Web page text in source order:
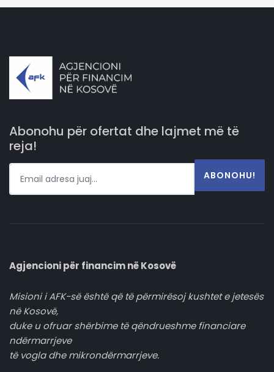
Abonohu për ofertat dhe lajmet më të
reja!
ABONOHU!
Agjencioni për financim në Kosovë
Misioni i AFK-së është që të përmirësoj kushtet e jetesës
në Kosovë,
duke u ofruar shërbime të qëndrueshme financiare
ndërmarrjeve
të vogla dhe mikrondërmarrjeve.